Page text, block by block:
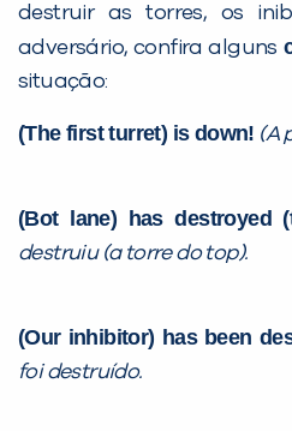
destruir as torres, os
adversário, confira alguns
situação:
(The first turret) is down! (A
(Bot lane) has destroyed
destruiu (a torre do top).
(Our inhibitor) has been
foi destruído.